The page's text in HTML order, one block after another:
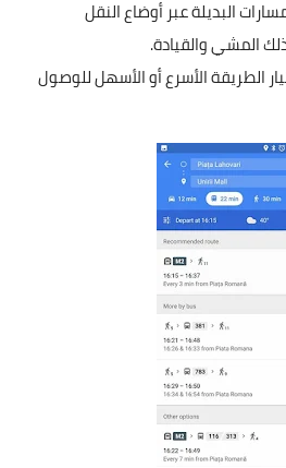
البديلة عبر أوضاع النقل
المشي والقيادة.
الطريقة الأسرع أو الأسهل للوصول